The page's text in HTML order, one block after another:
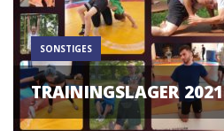
SONSTIGES
TRAININGSLAGER 2021